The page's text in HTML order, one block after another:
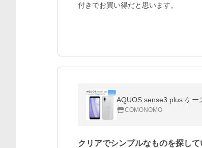
付きでお買い得だと思います。
COMONOMO
クリアでシンプルなものを探し